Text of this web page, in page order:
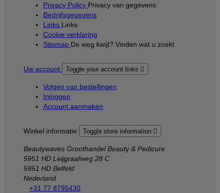
Privacy Policy Privacy van gegevens
Bedrijfsgegevens
Links Links
Cookie verklaring
Sitemap De weg kwijt? Vinden wat u zoekt
Uw account Toggle your account links 
Volgen van bestellingen
Inloggen
Account aanmaken
Winkel informatie Toggle store information 
Beautywaves Groothandel Beauty & Pedicure
5951 HD Leijgraafweg 28 C
5951 HD Belfeld
Nederland
+31 77 8795430